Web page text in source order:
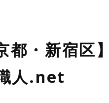
都・新宿区
人.net